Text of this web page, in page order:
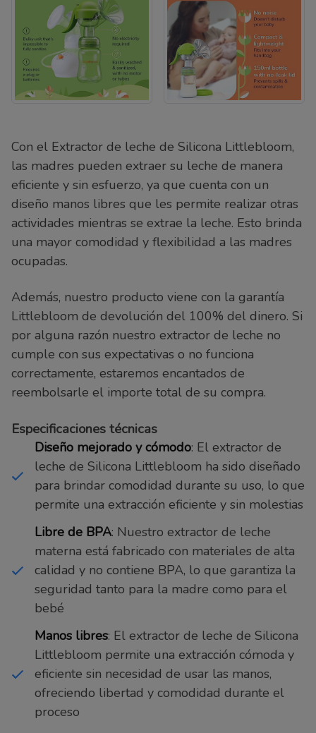
Con el Extractor de leche de Silicona Littlebloom,
las madres pueden extraer su leche de manera
eficiente y sin esfuerzo, ya que cuenta con un
diseño manos libres que les permite realizar otras
actividades mientras se extrae la leche. Esto brinda
una mayor comodidad y flexibilidad a las madres
ocupadas.
Además, nuestro producto viene con la garantía
Littlebloom de devolución del 100% del dinero. Si
por alguna razón nuestro extractor de leche no
cumple con sus expectativas o no funciona
correctamente, estaremos encantados de
reembolsarle el importe total de su compra.
Especificaciones técnicas
Diseño mejorado y cómodo: El extractor de
leche de Silicona Littlebloom ha sido diseñado
para brindar comodidad durante su uso, lo que
permite una extracción eficiente y sin molestias
Libre de BPA: Nuestro extractor de leche
materna está fabricado con materiales de alta
calidad y no contiene BPA, lo que garantiza la
seguridad tanto para la madre como para el
bebé
Manos libres: El extractor de leche de Silicona
Littlebloom permite una extracción cómoda y
eficiente sin necesidad de usar las manos,
ofreciendo libertad y comodidad durante el
proceso